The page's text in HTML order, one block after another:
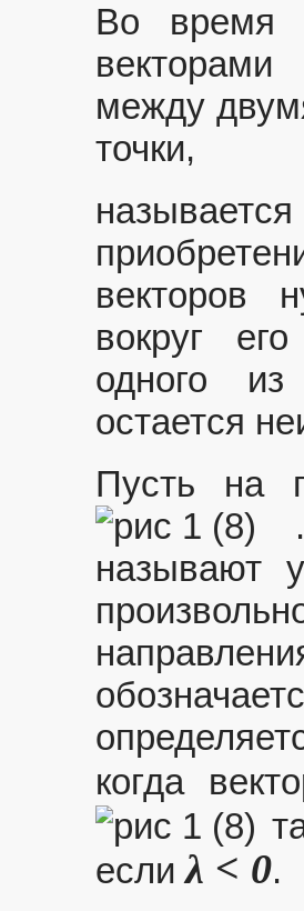
Во время
между
точки,
векторов
вокруг
одного
остается
Пусть на
.
называют
когда
еслиλ < 0.